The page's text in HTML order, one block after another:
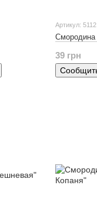
Артикул: 5112
Смородина
39 грн